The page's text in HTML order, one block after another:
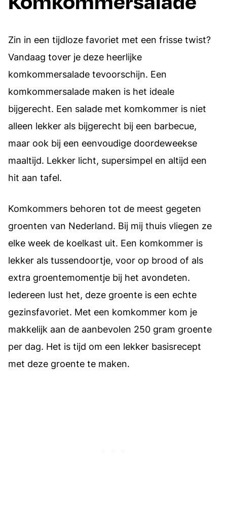
Zin in een tijdloze favoriet met een frisse twist?
Vandaag tover je deze heerlijke
komkommersalade tevoorschijn. Een
komkommersalade maken is het ideale
bijgerecht. Een salade met komkommer is niet
alleen lekker als bijgerecht bij een barbecue,
maar ook bij een eenvoudige doordeweekse
maaltijd. Lekker licht, supersimpel en altijd een
hit aan tafel.
Komkommers behoren tot de meest gegeten
groenten van Nederland. Bij mij thuis vliegen ze
elke week de koelkast uit. Een komkommer is
lekker als tussendoortje, voor op brood of als
extra groentemomentje bij het avondeten.
Iedereen lust het, deze groente is een echte
gezinsfavoriet. Met een komkommer kom je
makkelijk aan de aanbevolen 250 gram groente
per dag. Het is tijd om een lekker basisrecept
met deze groente te maken.